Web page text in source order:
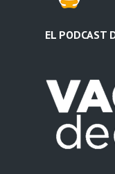
EL PODCAST